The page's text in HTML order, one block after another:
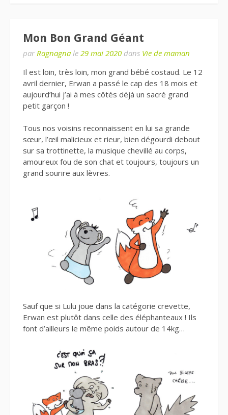
Mon Bon Grand Géant
par Ragnagna le 29 mai 2020 dans Vie de maman
Il est loin, très loin, mon grand bébé costaud. Le 12
avril dernier, Erwan a passé le cap des 18 mois et
aujourd’hui j’ai à mes côtés déjà un sacré grand
petit garçon !
Tous nos voisins reconnaissent en lui sa grande
sœur, l’œil malicieux et rieur, bien dégourdi debout
sur sa trottinette, la musique chevillé au corps,
amoureux fou de son chat et toujours, toujours un
grand sourire aux lèvres.
Sauf que si Lulu joue dans la catégorie crevette,
Erwan est plutôt dans celle des éléphanteaux ! Ils
font d’ailleurs le même poids autour de 14kg…